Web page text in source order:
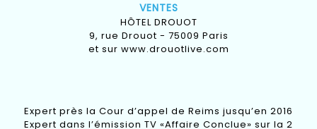
VENTES
HÔTEL DROUOT
9, rue Drouot - 75009 Paris
et sur www.drouotlive.com
Expert près la Cour d’appel de Reims jusqu’en 2016
Expert dans l’émission TV «Affaire Conclue» sur la 2